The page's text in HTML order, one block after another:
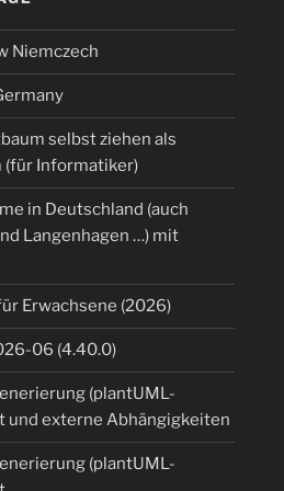
Niemczech
selbst ziehen als
Informatiker)
in Deutschland (auch
Langenhagen …) mit
Erwachsene (2026)
06 (4.40.0)
(plantUML-
und externe Abhängigkeiten
(plantUML-